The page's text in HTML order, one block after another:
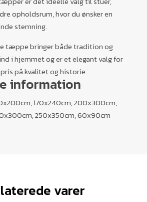
opholdsrum, hvor du ønsker en
stemning.
tæppe bringer både tradition og
i hjemmet og er et elegant valg for
på kvalitet og historie.
information
170x240cm, 200x300cm,
250x350cm, 60x90cm
varer